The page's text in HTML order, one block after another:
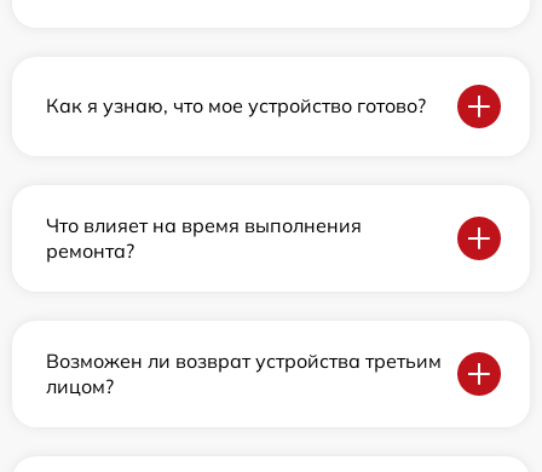
Как я узнаю, что мое устройство готово?
Что влияет на время выполнения
ремонта?
Возможен ли возврат устройства третьим
лицом?